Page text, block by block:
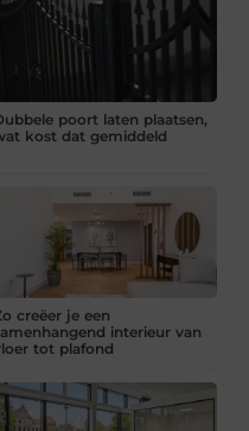
poort laten plaatsen,
kost dat gemiddeld
creëer je een
interieur van
tot plafond